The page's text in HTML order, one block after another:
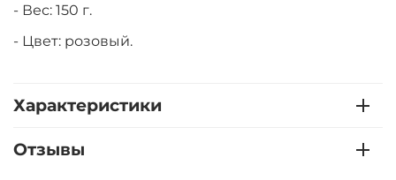
- Вес: 150 г.
- Цвет: розовый.
Характеристики
Отзывы